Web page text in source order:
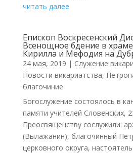
читать далее
Епископ Воскресенский
Всенощное бдение в
Кирилла и Мефодия на
24 мая, 2019 | Cлужение
Новости викариатства,
благочиние
Богослужение состоялось в
памяти учителей Словенских,
Преосвященству сослужили:
(Вылажанин), благочинный
церковного округа,